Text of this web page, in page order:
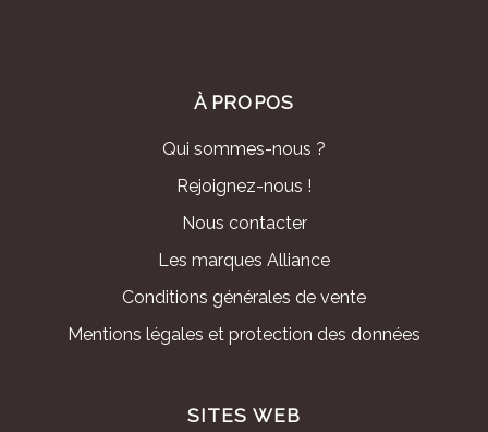
À PROPOS
Qui sommes-nous ?
Rejoignez-nous !
Nous contacter
Les marques Alliance
Conditions générales de vente
Mentions légales et protection des données
SITES WEB